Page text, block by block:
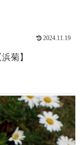
2024.11.19
菊】